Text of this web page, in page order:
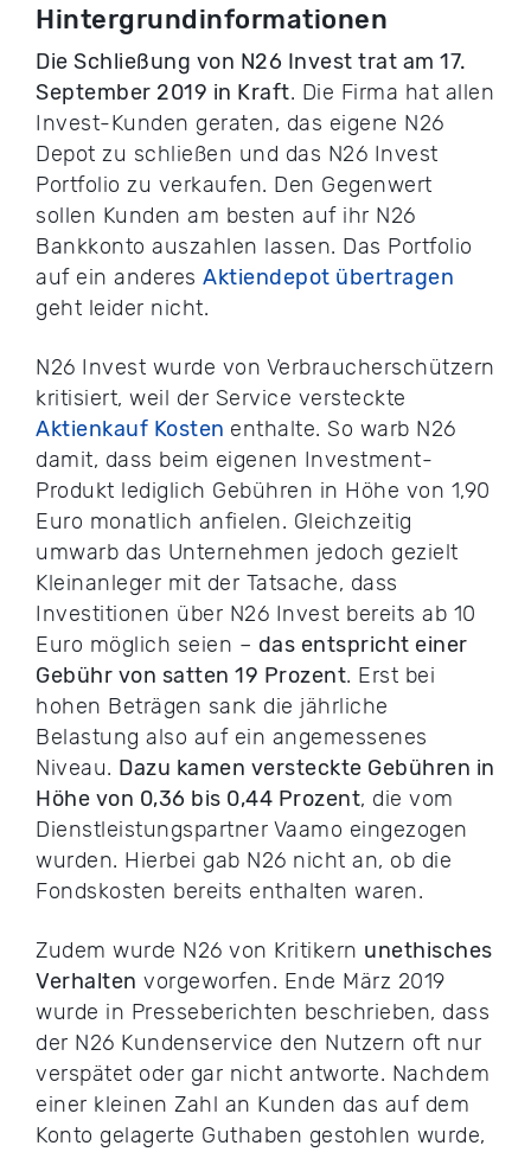
Hintergrundinformationen
Die Schließung von N26 Invest trat am 17.
September 2019 in Kraft. Die Firma hat allen
Invest-Kunden geraten, das eigene N26
Depot zu schließen und das N26 Invest
Portfolio zu verkaufen. Den Gegenwert
sollen Kunden am besten auf ihr N26
Bankkonto auszahlen lassen. Das Portfolio
auf ein anderes Aktiendepot übertragen
geht leider nicht.
N26 Invest wurde von Verbraucherschützern
kritisiert, weil der Service versteckte
Aktienkauf Kosten enthalte. So warb N26
damit, dass beim eigenen Investment-
Produkt lediglich Gebühren in Höhe von 1,90
Euro monatlich anfielen. Gleichzeitig
umwarb das Unternehmen jedoch gezielt
Kleinanleger mit der Tatsache, dass
Investitionen über N26 Invest bereits ab 10
Euro möglich seien – das entspricht einer
Gebühr von satten 19 Prozent. Erst bei
hohen Beträgen sank die jährliche
Belastung also auf ein angemessenes
Niveau. Dazu kamen versteckte Gebühren in
Höhe von 0,36 bis 0,44 Prozent, die vom
Dienstleistungspartner Vaamo eingezogen
wurden. Hierbei gab N26 nicht an, ob die
Fondskosten bereits enthalten waren.
Zudem wurde N26 von Kritikern unethisches
Verhalten vorgeworfen. Ende März 2019
wurde in Presseberichten beschrieben, dass
der N26 Kundenservice den Nutzern oft nur
verspätet oder gar nicht antworte. Nachdem
einer kleinen Zahl an Kunden das auf dem
Konto gelagerte Guthaben gestohlen wurde,